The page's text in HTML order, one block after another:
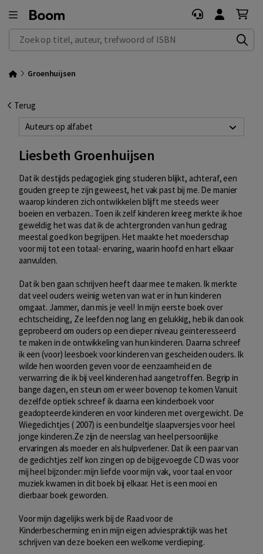
Zoek op titel, auteur, trefwoord of ISBN
Groenhuijsen
Terug
Auteurs op alfabet
Liesbeth Groenhuijsen
Dat ik destijds pedagogiek ging studeren blijkt, achteraf, een
gouden greep te zijn geweest, het vak past bij me. De manier
waarop kinderen zich ontwikkelen blijft me steeds weer
boeien en verbazen.. Toen ik zelf kinderen kreeg merkte ik hoe
geweldig het was dat ik de achtergronden van hun gedrag
meestal goed kon begrijpen. Het maakte het moederschap
voor mij tot een totaal- ervaring, waarin hoofd en hart elkaar
aanvulden.
Dat ik ben gaan schrijven heeft daar mee te maken. Ik merkte
dat veel ouders weinig weten van wat er in hun kinderen
omgaat. Jammer, dan mis je veel! In mijn eerste boek over
echtscheiding, Ze leefden nog lang en gelukkig, heb ik dan ook
geprobeerd om ouders op een dieper niveau geïnteresseerd
te maken in de ontwikkeling van hun kinderen. Daarna schreef
ik een (voor) leesboek voor kinderen van gescheiden ouders. Ik
wilde hen woorden geven voor de eenzaamheid en de
verwarring die ik bij veel kinderen had aangetroffen. Begrip in
bange dagen, en steun om er weer bovenop te komen Vanuit
dezelfde optiek schreef ik daarna een kinderboek voor
geadopteerde kinderen en voor kinderen met overgewicht. De
Wiegedichtjes ( 2007) is een bundeltje slaapversjes voor heel
jonge kinderen.Ze zijn de neerslag van heel persoonlijke
ervaringen als moeder en als hulpverlener. Dat ik een paar van
de gedichtjes zelf kon zingen op de bijgevoegde CD was voor
mij heel bijzonder: mijn liefde voor mijn vak, voor taal en voor
muziek kwamen in dit boek bij elkaar. Het is een mooi en
dierbaar boek geworden.
Voor mijn dagelijks werk bij de Raad voor de
Kinderbescherming en in mijn eigen adviespraktijk was het
schrijven van deze boeken een welkome verdieping.